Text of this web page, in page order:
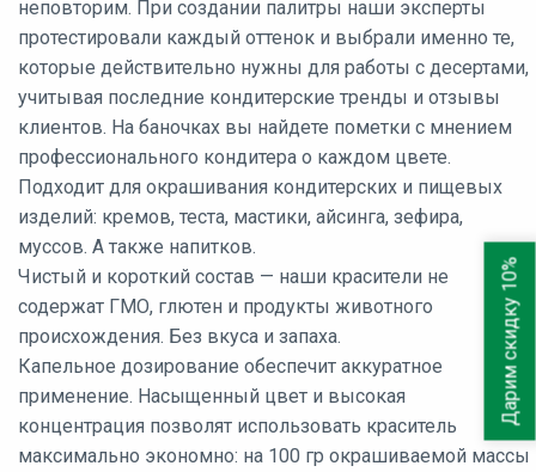
неповторим. При создании палитры наши эксперты
протестировали каждый оттенок и выбрали именно те,
которые действительно нужны для работы с десертами,
учитывая последние кондитерские тренды и отзывы
клиентов. На баночках вы найдете пометки с мнением
профессионального кондитера о каждом цвете.
Подходит для окрашивания кондитерских и пищевых
изделий: кремов, теста, мастики, айсинга, зефира,
муссов. А также напитков.
Чистый и короткий состав — наши красители не
содержат ГМО, глютен и продукты животного
происхождения. Без вкуса и запаха.
Капельное дозирование обеспечит аккуратное
применение. Насыщенный цвет и высокая
концентрация позволят использовать краситель
максимально экономно: на 100 гр окрашиваемой массы
Дарим скидку 10%